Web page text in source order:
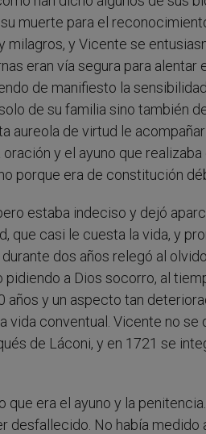
muerte para el
milagros, y Vicente se
eran vía segura para alentar
de manifiesto la
de su familia sino también
aureola de virtud le
y el ayuno que
porque era de constitución
estaba indeciso y dejó
que casi le cuesta la vida, y
dos años relegó al
a Dios socorro, al
y un aspecto tan
vida conventual. Vicente no se
de Láconi, y en 1721 se
era el ayuno y la
desfallecido. No había medido